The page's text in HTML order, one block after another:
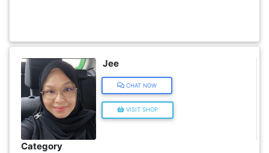
Jee
CHAT NOW
VISIT SHOP
Category
TUDUNG(0)
ARTIKEL(14)
PEMBORONG(2)